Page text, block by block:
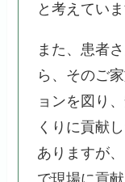
と考えていま
また、患者
ら、そのご
ョンを図り
くりに貢献
ありますが
で現場に貢